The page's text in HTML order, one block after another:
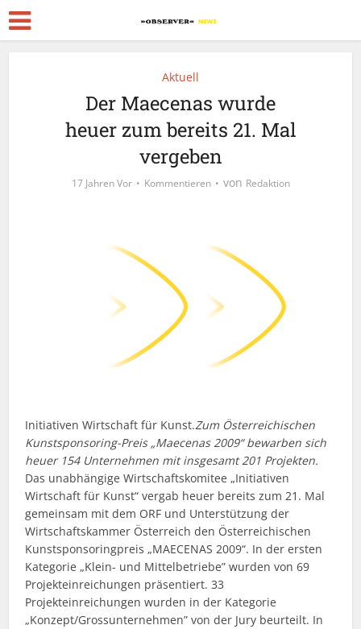
Aktuell
Der Maecenas wurde
heuer zum bereits 21. Mal
vergeben
17 Jahren Vor Kommentieren von Redaktion
Initiativen Wirtschaft für Kunst.Zum Österreichischen
Kunstsponsoring-Preis „Maecenas 2009“ bewarben sich
heuer 154 Unternehmen mit insgesamt 201 Projekten.
Das unabhängige Wirtschaftskomitee „Initiativen
Wirtschaft für Kunst“ vergab heuer bereits zum 21. Mal
gemeinsam mit dem ORF und Unterstützung der
Wirtschaftskammer Österreich den Österreichischen
Kunstsponsoringpreis „MAECENAS 2009“. In der ersten
Kategorie „Klein- und Mittelbetriebe” wurden von 69
Projekteinreichungen präsentiert. 33
Projekteinreichungen wurden in der Kategorie
„Konzept/Grossunternehmen” von der Jury beurteilt. In